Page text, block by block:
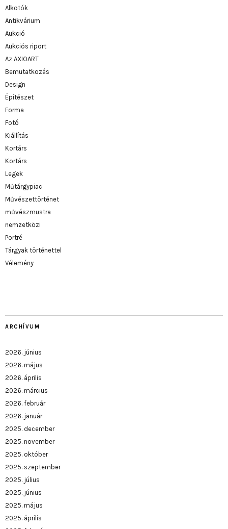
Alkotók
Antikvárium
Aukció
Aukciós riport
Az AXIOART
Bemutatkozás
Design
Építészet
Forma
Fotó
Kiállítás
Kortárs
Kortárs
Legek
Műtárgypiac
Művészettörténet
művészmustra
nemzetközi
Portré
Tárgyak történettel
Vélemény
ARCHÍVUM
2026. június
2026. május
2026. április
2026. március
2026. február
2026. január
2025. december
2025. november
2025. október
2025. szeptember
2025. július
2025. június
2025. május
2025. április